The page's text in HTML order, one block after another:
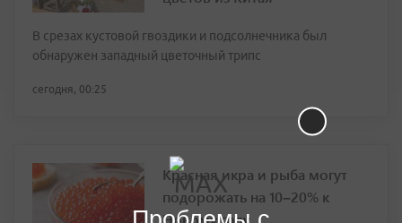
В срезах кустовой гвоздики и подсолнечника был
обнаружен западный цветочный трипс
сегодня, 00:25
Красная икра и рыба могут
подорожать на 10–20% к
Новому году